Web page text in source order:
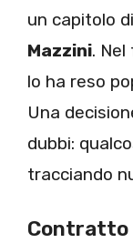
un capitolo
Mazzini.
lo ha reso
Una
dubbi:
tracciando
Contratto